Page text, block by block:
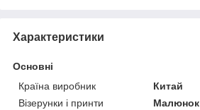
Характеристики
Основні
Країна виробник
Китай
Візерунки і принти
Малюнок